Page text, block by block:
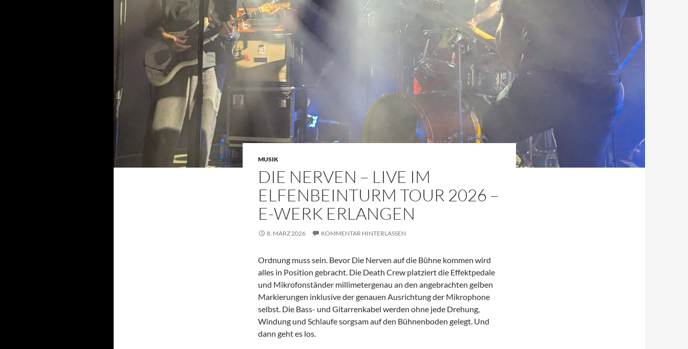
MUSIK
DIE NERVEN – LIVE IM
ELFENBEINTURM TOUR 2026 –
E-WERK ERLANGEN
8. MÄRZ 2026 KOMMENTAR HINTERLASSEN
Ordnung muss sein. Bevor Die Nerven auf die Bühne kommen wird
alles in Position gebracht. Die Death Crew platziert die Effektpedale
und Mikrofonständer millimetergenau an den angebrachten gelben
Markierungen inklusive der genauen Ausrichtung der Mikrophone
selbst. Die Bass- und Gitarrenkabel werden ohne jede Drehung,
Windung und Schlaufe sorgsam auf den Bühnenboden gelegt. Und
dann geht es los.